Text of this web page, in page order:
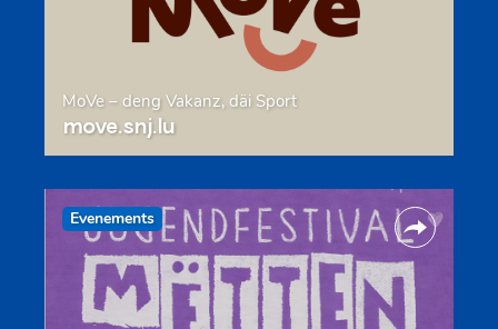
MoVe – deng Vakanz, däi Sport
move.snj.lu
Evenements